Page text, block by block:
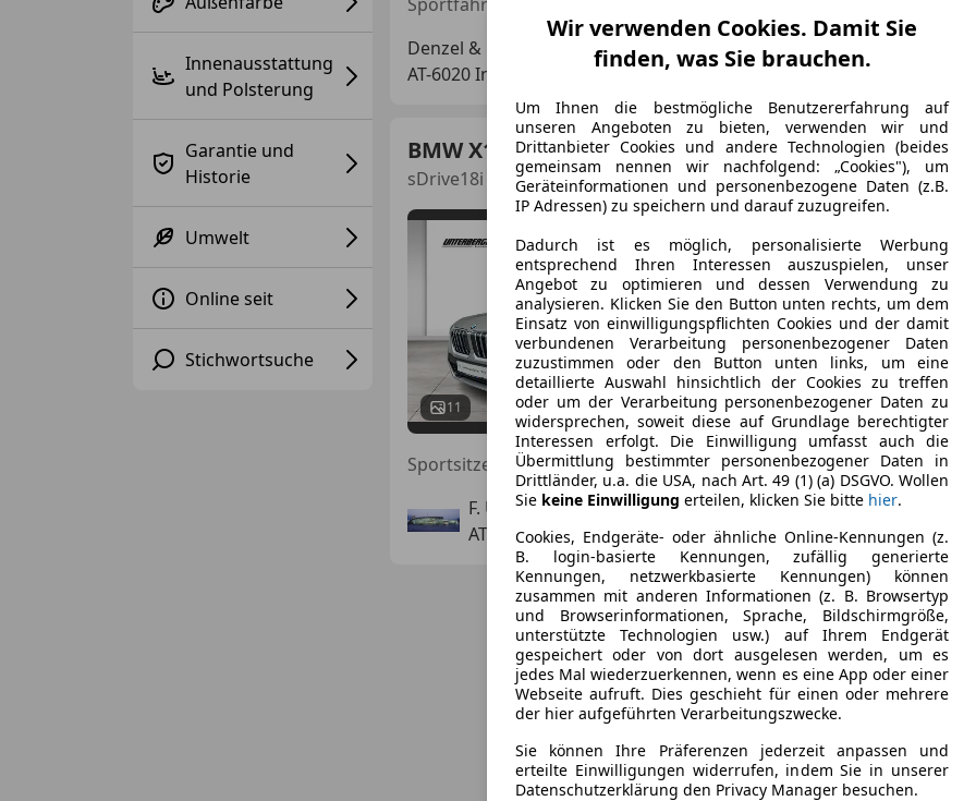
Innenausstattung
und Polsterung
Garantie und
Historie
Umwelt
Online seit
Stichwortsuche
Denzel & Unterberger GmbH & Co KG
AT-6020 Innsbruck
BMW X1
sDrive18i (U11) M Sportpaket DAB LED Shz
11
€ 39 990
06/2025 10 000 km
F. Unterberger - W. Denzel GmbH & Co KG
AT-6020 Innsbruck
Wir verwenden Cookies. Damit Sie
finden, was Sie brauchen.
Um Ihnen die bestmögliche Benutzererfahrung auf
unseren Angeboten zu bieten, verwenden wir und
Drittanbieter Cookies und andere Technologien (beides
gemeinsam nennen wir nachfolgend: „Cookies"), um
Geräteinformationen und personenbezogene Daten (z.B.
IP Adressen) zu speichern und darauf zuzugreifen.
Dadurch ist es möglich, personalisierte Werbung
entsprechend Ihren Interessen auszuspielen, unser
Angebot zu optimieren und dessen Verwendung zu
analysieren. Klicken Sie den Button unten rechts, um dem
Einsatz von einwilligungspflichten Cookies und der damit
verbundenen Verarbeitung personenbezogener Daten
zuzustimmen oder den Button unten links, um eine
detaillierte Auswahl hinsichtlich der Cookies zu treffen
oder um der Verarbeitung personenbezogener Daten zu
widersprechen, soweit diese auf Grundlage berechtigter
Interessen erfolgt. Die Einwilligung umfasst auch die
Übermittlung bestimmter personenbezogener Daten in
Drittländer, u.a. die USA, nach Art. 49 (1) (a) DSGVO. Wollen
Sie keine Einwilligung erteilen, klicken Sie bitte hier.
Cookies, Endgeräte- oder ähnliche Online-Kennungen (z.
B. login-basierte Kennungen, zufällig generierte
Kennungen, netzwerkbasierte Kennungen) können
zusammen mit anderen Informationen (z. B. Browsertyp
und Browserinformationen, Sprache, Bildschirmgröße,
unterstützte Technologien usw.) auf Ihrem Endgerät
gespeichert oder von dort ausgelesen werden, um es
jedes Mal wiederzuerkennen, wenn es eine App oder einer
Webseite aufruft. Dies geschieht für einen oder mehrere
der hier aufgeführten Verarbeitungszwecke.
Sie können Ihre Präferenzen jederzeit anpassen und
erteilte Einwilligungen widerrufen, indem Sie in unserer
Datenschutzerklärung den Privacy Manager besuchen.